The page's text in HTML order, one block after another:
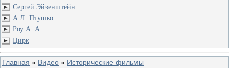
Сергей Эйзенштейн
А.Л. Птушко
Роу А. А.
Цирк
Главная » Видео » Исторические фильмы